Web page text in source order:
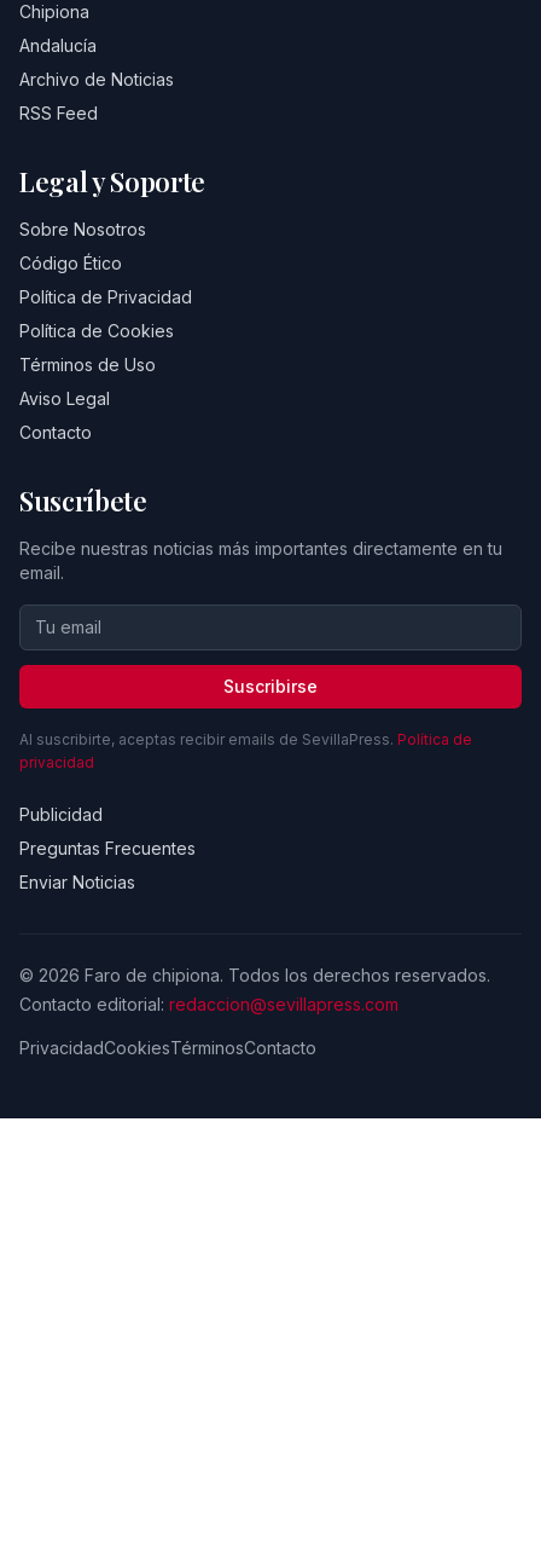
Chipiona
Andalucía
Archivo de Noticias
RSS Feed
Legal y Soporte
Sobre Nosotros
Código Ético
Política de Privacidad
Política de Cookies
Términos de Uso
Aviso Legal
Contacto
Suscríbete
Recibe nuestras noticias más importantes directamente en tu
email.
Suscribirse
Al suscribirte, aceptas recibir emails de SevillaPress. Política de
privacidad
Publicidad
Preguntas Frecuentes
Enviar Noticias
© 2026 Faro de chipiona. Todos los derechos reservados.
Contacto editorial: redaccion@sevillapress.com
PrivacidadCookiesTérminosContacto